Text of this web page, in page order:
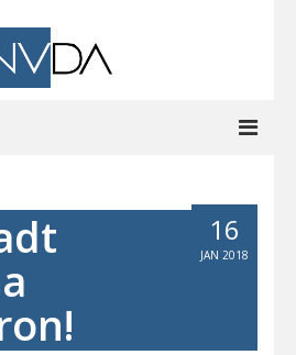
16
JAN 2018